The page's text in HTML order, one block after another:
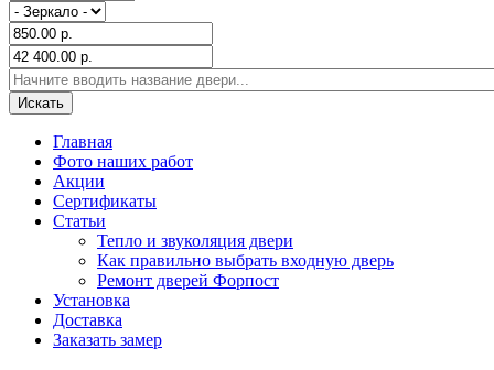
Главная
Фото наших работ
Акции
Сертификаты
Статьи
Тепло и звуколяция двери
Как правильно выбрать входную дверь
Ремонт дверей Форпост
Установка
Доставка
Заказать замер